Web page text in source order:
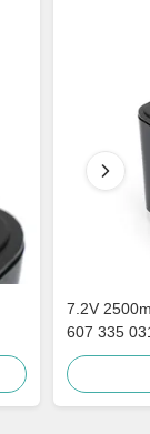
7.2V
607 335